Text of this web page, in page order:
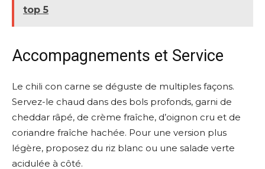
top 5
Accompagnements et Service
Le chili con carne se déguste de multiples façons.
Servez-le chaud dans des bols profonds, garni de
cheddar râpé, de crème fraîche, d’oignon cru et de
coriandre fraîche hachée. Pour une version plus
légère, proposez du riz blanc ou une salade verte
acidulée à côté.